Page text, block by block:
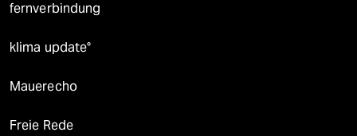
fernverbindung
klima update°
Mauerecho
Freie Rede